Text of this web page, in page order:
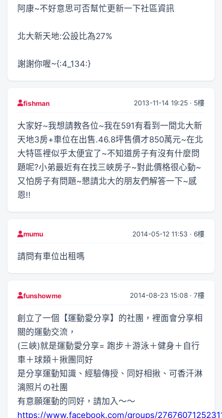
阿康~不好意思可否幫忙更新一下社區資訊
北大新天地:公設比為27%
謝謝你喔~{:4_134:}
fishman 2013-11-14 19:25 · 5樓
大家好~我想請教各位~我在591有看到一間北大新
天地3房+車位在出售.46.8坪售價才850萬元~在北
大特區裡似乎太便宜了~不知道房子有沒有什麼問
題呢?小弟最近有在找三峽房子~對此價格很心動~
又怕房子有問題~懇請北大的朋友們解答一下~感
恩!!
mumu 2014-05-12 11:53 · 6樓
請問有車位出租嗎
funshowme 2014-08-23 15:08 · 7樓
創立了一個【運動愛分享】的社團，裡面會分享相
關的運動交流，
(三峽)就是運動愛分享= 跑步＋游泳＋健身＋自行
車＋球類＋揪團同好
是分享運動知識、經驗傳授、同好相揪、可香汗淋
漓照片の社團
有意願運動的同好，請加入～～
https://www.facebook.com/groups/